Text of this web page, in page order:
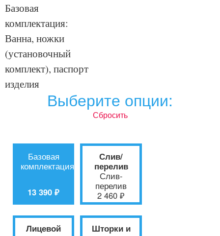
Базовая
комплектация:
Ванна, ножки
(установочный
комплект), паспорт
изделия
Выберите опции:
Сбросить
Базовая
комплектация
13 390 ₽
Лицевой
Слив/
перелив
Слив-
перелив
2 460 ₽
Шторки и